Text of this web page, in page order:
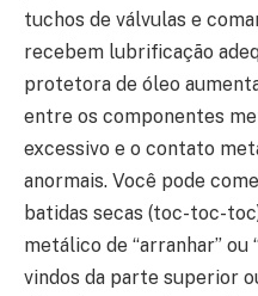
tuchos de válvulas e
recebem lubrificação
protetora de óleo
entre os componentes
excessivo e o contato
anormais. Você pode
batidas secas (toc-toc-
metálico de “arranhar” ou
vindos da parte superior